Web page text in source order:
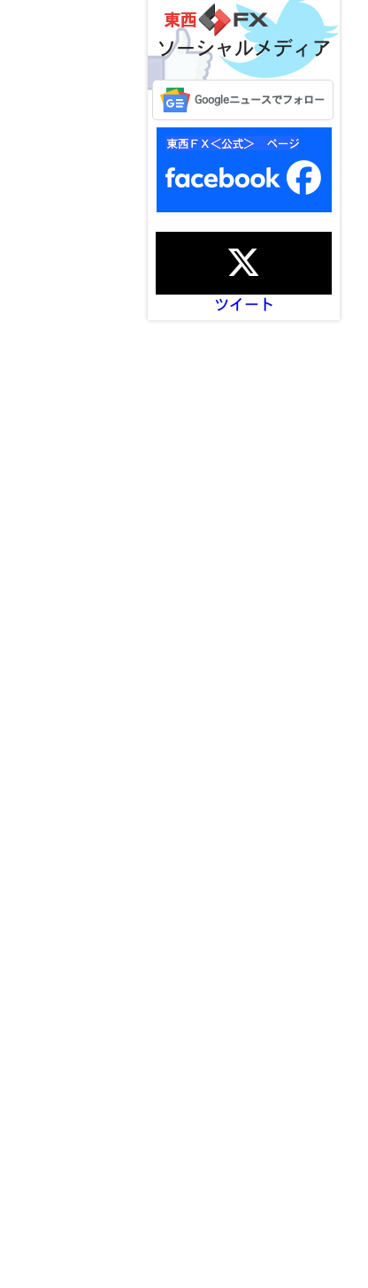
ソーシャルメディア
Googleニュースでフォロー
ツイート